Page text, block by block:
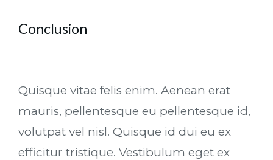
Conclusion
Quisque vitae felis enim. Aenean erat
mauris, pellentesque eu pellentesque id,
volutpat vel nisl. Quisque id dui eu ex
efficitur tristique. Vestibulum eget ex